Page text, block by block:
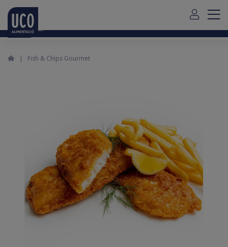
Para envío de pedidos fuera de Mallorca debe contactar con
Español
Fish & Chips Gourmet